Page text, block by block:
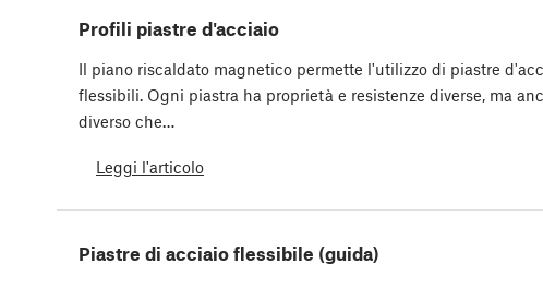
Profili piastre d'acciaio
Il piano riscaldato magnetico permette l'utilizzo di piastre
flessibili. Ogni piastra ha proprietà e resistenze diverse, ma
diverso che…
Leggi l'articolo
Piastre di acciaio flessibile (guida)